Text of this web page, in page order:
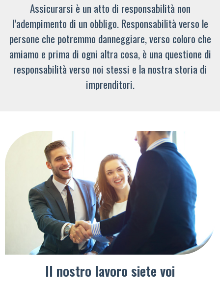
Assicurarsi è un atto di responsabilità non
l’adempimento di un obbligo. Responsabilità verso le
persone che potremmo danneggiare, verso coloro che
amiamo e prima di ogni altra cosa, è una questione di
responsabilità verso noi stessi e la nostra storia di
imprenditori.
Il nostro lavoro siete voi